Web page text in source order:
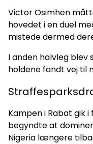
Victor Osimhen
hovedet i en duel
mistede dermed
I anden halvleg blev
holdene fandt vej til
Kampen i Rabat gik
begyndte at
Nigeria længere